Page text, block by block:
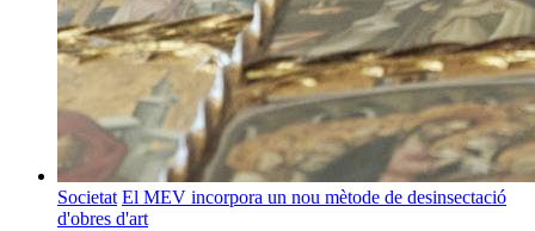
Societat El MEV incorpora un nou mètode de desinsectació
d'obres d'art